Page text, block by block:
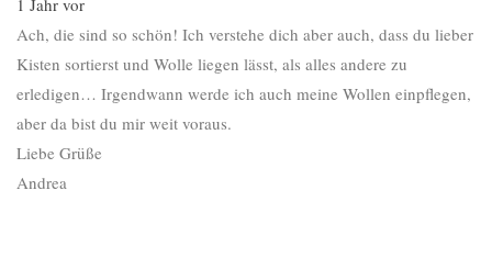
1 Jahr vor
Ach, die sind so schön! Ich verstehe dich aber auch, dass du lieber
Kisten sortierst und Wolle liegen lässt, als alles andere zu
erledigen… Irgendwann werde ich auch meine Wollen einpflegen,
aber da bist du mir weit voraus.
Liebe Grüße
Andrea